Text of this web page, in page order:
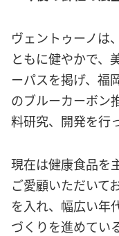
ヴェントゥーノは
ともに健やかで、
ーパスを掲げ、福
のブルーカーボン
料研究、開発を行
現在は健康食品を
ご愛顧いただいて
を入れ、幅広い年
づくりを進めてい